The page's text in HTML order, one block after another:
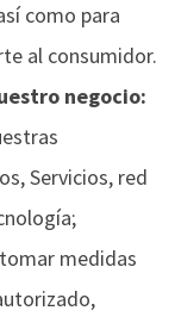
como para
al consumidor.
negocio:
Servicios, red
medidas